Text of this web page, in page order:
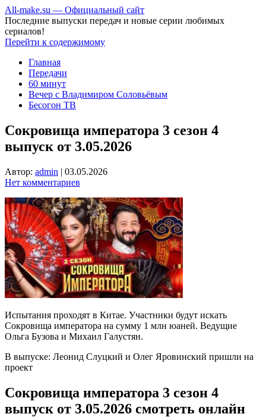
All-make.su — Официальный сайт
Последние выпуски передач и новые серии любимых
сериалов!
Перейти к содержимому
Главная
Передачи
60 минут
Вечер с Владимиром Соловьёвым
Бесогон ТВ
Сокровища императора 3 сезон 4
выпуск от 3.05.2026
Автор: admin | 03.05.2026
Нет комментариев
Испытания проходят в Китае. Участники будут искать
Сокровища императора на сумму 1 млн юаней. Ведущие
Ольга Бузова и Михаил Галустян.
В выпуске: Леонид Слуцкий и Олег Яровинский пришли на
проект
Сокровища императора 3 сезон 4
выпуск от 3.05.2026 смотреть онлайн